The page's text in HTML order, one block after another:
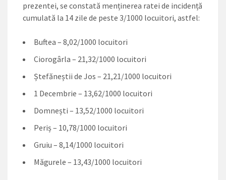
prezentei, se constată menținerea ratei de incidență
cumulată la 14 zile de peste 3/1000 locuitori, astfel:
Buftea – 8,02/1000 locuitori
Ciorogârla – 21,32/1000 locuitori
Ștefăneștii de Jos – 21,21/1000 locuitori
1 Decembrie – 13,62/1000 locuitori
Domnești – 13,52/1000 locuitori
Periș – 10,78/1000 locuitori
Gruiu – 8,14/1000 locuitori
Măgurele – 13,43/1000 locuitori